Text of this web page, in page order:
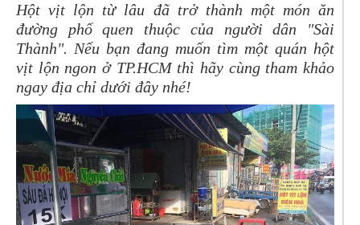
Hột vịt lộn từ lâu đã trở thành một món ăn
đường phố quen thuộc của người dân "Sài
Thành". Nếu bạn đang muốn tìm một quán hột
vịt lộn ngon ở TP.HCM thì hãy cùng tham khảo
ngay địa chỉ dưới đây nhé!